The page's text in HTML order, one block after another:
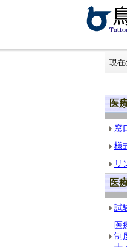
現在
医
窓
様
リ
医
試
医
制